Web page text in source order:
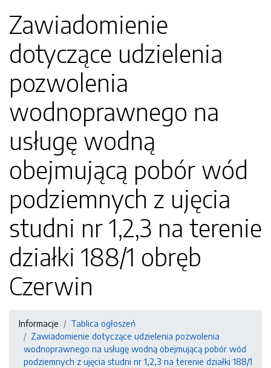
Zawiadomienie
dotyczące udzielenia
pozwolenia
wodnoprawnego na
usługę wodną
obejmującą pobór wód
podziemnych z ujęcia
studni nr 1,2,3 na terenie
działki 188/1 obręb
Czerwin
Informacje
Tablica ogłoszeń
Zawiadomienie dotyczące udzielenia pozwolenia
wodnoprawnego na usługę wodną obejmującą pobór wód
podziemnych z ujęcia studni nr 1,2,3 na terenie działki 188/1